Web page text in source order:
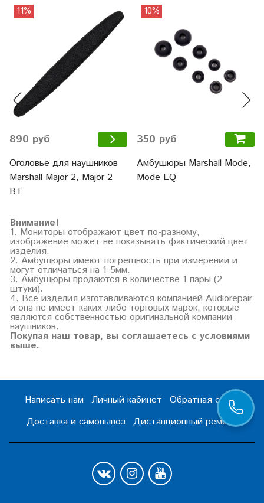
11%
890 руб
Оголовье для наушников
Marshall Major 2, Major 2
BT
10%
350 руб
Амбушюры Marshall Mode,
Mode EQ
Внимание!
1. Мониторы отображают цвет по-разному,
изображение может не показывать фактический цвет
изделия.
2. Амбушюры имеют погрешность при измерении и
могут отличаться на 1-5мм.
3. Амбушюры продаются в количестве 1 пары (2
штуки).
4. Все изделия изготавливаются компанией Audiorepair
и она не имеет каких-либо торговых марок, которые
являются собственностью оригинальной компании
наушников.
Покупая наш товар, вы соглашаетесь с условиями
выше.
Написать нам Личный кабинет
Обратная связь
Доставка и самовывоз
Дистанционный ремонт